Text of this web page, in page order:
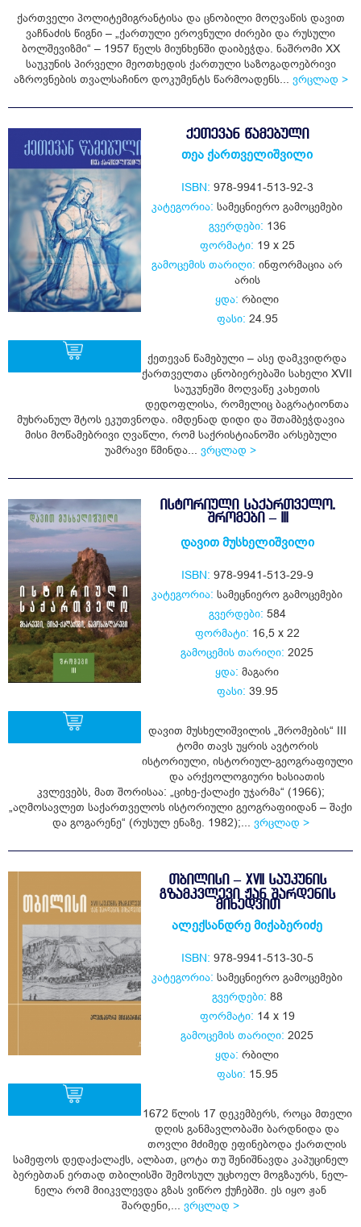
ქართველი პოლიტემიგრანტისა და ცნობილი მოღვაწის დავით
ვაჩნაძის წიგნი – „ქართული ეროვნული ძირები და რუსული
ბოლშევიზმი“ – 1957 წელს მიუნხენში დაიბეჭდა. ნაშრომი XX
საუკუნის პირველი მეოთხედის ქართული საზოგადოებრივი
აზროვნების თვალსაჩინო დოკუმენტს წარმოადენს... ვრცლად >
ᲥᲔᲗᲔᲕᲐᲜ ᲬᲐᲛᲔᲑᲣᲚᲘ
თეა ქართველიშვილი
ISBN: 978-9941-513-92-3
კატეგორია: სამეცნიერო გამოცემები
გვერდები: 136
ფორმატი: 19 x 25
გამოცემის თარიღი: ინფორმაცია არ
არის
ყდა: რბილი
ფასი: 24.95
ქეთევან წამებული – ასე დამკვიდრდა
ქართველთა ცნობიერებაში სახელი XVII
საუკუნეში მოღვაწე კახეთის
დედოფლისა, რომელიც ბაგრატიონთა
მუხრანულ შტოს ეკუთვნოდა. იმდენად დიდი და შთამბეჭდავია
მისი მოწამებრივი ღვაწლი, რომ საქრისტიანოში არსებული
უამრავი წმინდა... ვრცლად >
ᲘᲡᲢᲝᲠᲘᲣᲚᲘ ᲡᲐᲥᲐᲠᲗᲕᲔᲚᲝ.
ᲨᲠᲝᲛᲔᲑᲘ – III
დავით მუსხელიშვილი
ISBN: 978-9941-513-29-9
კატეგორია: სამეცნიერო გამოცემები
გვერდები: 584
ფორმატი: 16,5 x 22
გამოცემის თარიღი: 2025
ყდა: მაგარი
ფასი: 39.95
დავით მუსხელიშვილის „შრომების“ III
ტომი თავს უყრის ავტორის
ისტორიული, ისტორიულ-გეოგრაფიული
და არქეოლოგიური ხასიათის
კვლევებს, მათ შორისაა: „ციხე-ქალაქი უჯარმა“ (1966);
„აღმოსავლეთ საქართველოს ისტორიული გეოგრაფიიდან – შაქი
და გოგარენე“ (რუსულ ენაზე. 1982);... ვრცლად >
ᲗᲑᲘᲚᲘᲡᲘ – XVII ᲡᲐᲣᲙᲣᲜᲘᲡ
ᲒᲖᲐᲛᲙᲕᲚᲔᲕᲘ ᲟᲐᲜ ᲨᲐᲠᲓᲔᲜᲘᲡ
ᲛᲘᲮᲔᲓᲕᲘᲗ
ალექსანდრე მიქაბერიძე
ISBN: 978-9941-513-30-5
კატეგორია: სამეცნიერო გამოცემები
გვერდები: 88
ფორმატი: 14 x 19
გამოცემის თარიღი: 2025
ყდა: რბილი
ფასი: 15.95
1672 წლის 17 დეკემბერს, როცა მთელი
დღის განმავლობაში ბარდნიდა და
თოვლი მძიმედ ეფინებოდა ქართლის
სამეფოს დედაქალაქს, ალბათ, ცოტა თუ შენიშნავდა კაპუცინელ
ბერებთან ერთად თბილისში შემოსულ უცხოელ მოგზაურს, ნელ-
ნელა რომ მიიკვლევდა გზას ვიწრო ქუჩებში. ეს იყო ჟან
შარდენი,... ვრცლად >